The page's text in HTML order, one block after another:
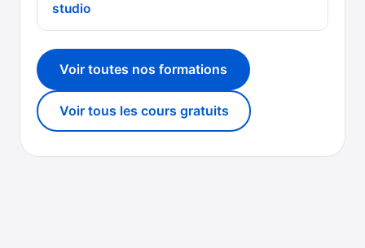
studio
Voir toutes nos formations
Voir tous les cours gratuits